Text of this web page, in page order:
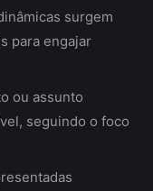
surgem
para engajar
ou assunto
seguindo o foco